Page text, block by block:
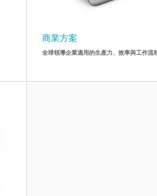
商業方案
全球領導企業適用的生產力、效率與工作流